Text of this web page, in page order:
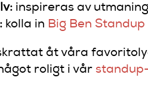
inspireras av
kolla in Big Ben Standup
åt våra
roligt i vår